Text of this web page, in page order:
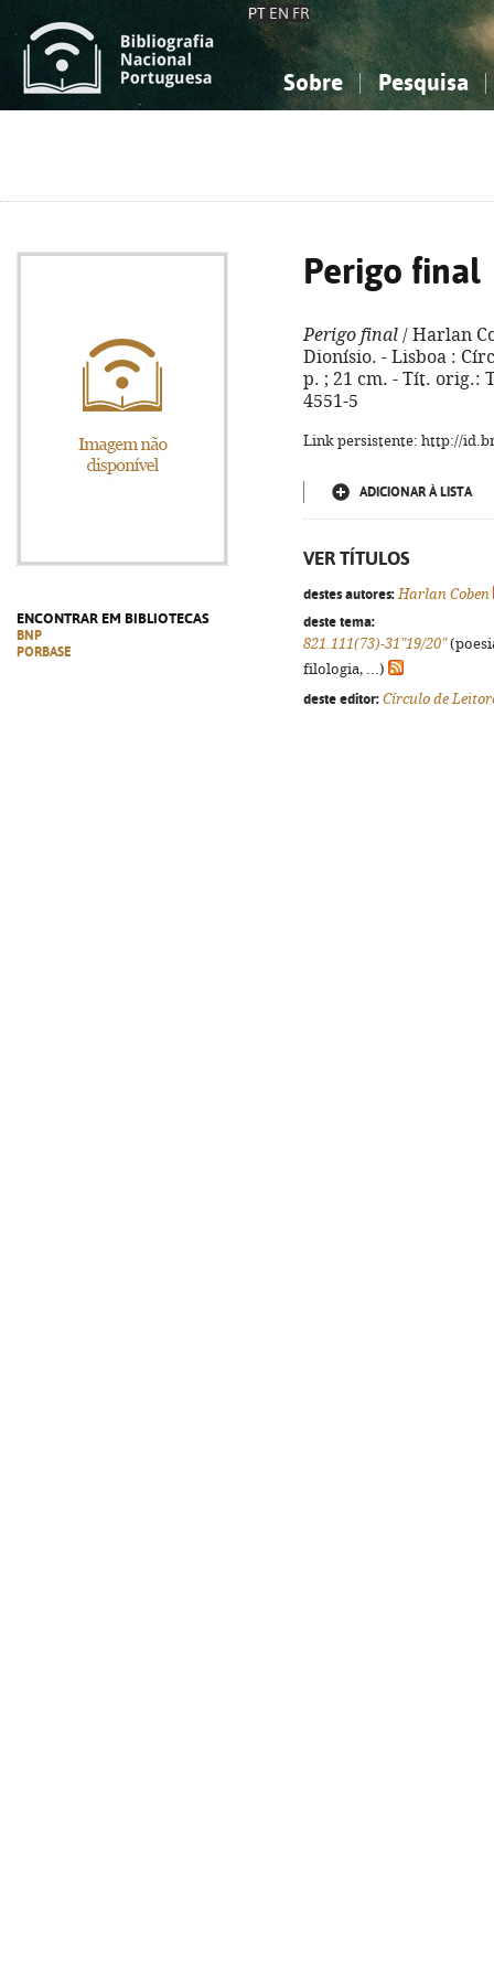
PT EN FR
Sobre Pesquisa
ENCONTRAR EM BIBLIOTECAS
BNP
PORBASE
Perigo final
Perigo final / Harlan
Dionísio. - Lisboa :
p. ; 21 cm. - Tít. orig.:
4551-5
Link persistente: http://
ADICIONAR À LISTA
VER TÍTULOS
destes autores: Harlan Coben
deste tema:
821.111(73)-31"19/20"
filologia, ...)
deste editor: Círculo de